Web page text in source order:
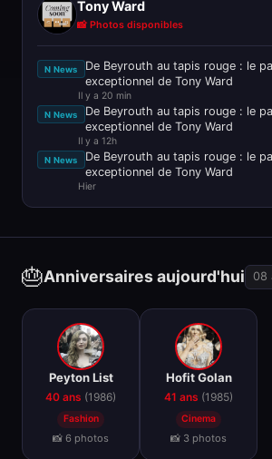
Tony Ward
📸 Photos disponibles
N News
De Beyrouth au tapis rouge : le
exceptionnel de Tony Ward
Il y a 20 min
N News
De Beyrouth au tapis rouge : le
exceptionnel de Tony Ward
Il y a 12h
N News
De Beyrouth au tapis rouge : le
exceptionnel de Tony Ward
Hier
🎂Anniversaires aujourd'hui 08
🎂
Peyton List
40 ans (1986)
Fashion
📸 6 photos
🎂
Hofit Golan
41 ans (1985)
Cinema
📸 3 photos